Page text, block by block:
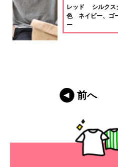
レッド シルクス
色 ネイビー、ゴ
ー
前へ